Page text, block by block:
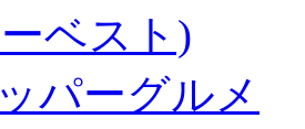
ベスト)
パーグルメ